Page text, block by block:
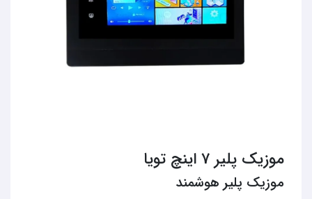
موزیک پلیر 7 اینچ تویا
موزیک پلیر هوشمند